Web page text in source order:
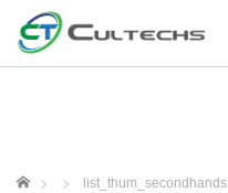
ホーム list_thum_secondhands